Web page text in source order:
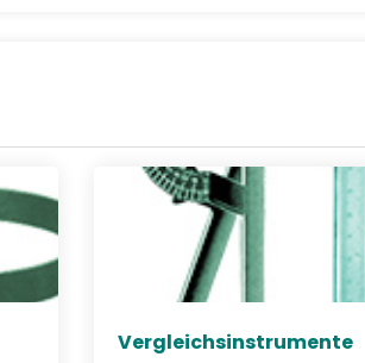
Vergleichsinstrumente